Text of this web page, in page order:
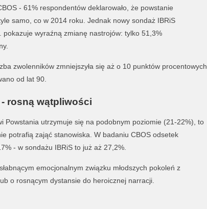
- 61% respondentów deklarowało, że powstanie
samo, co w 2014 roku. Jednak nowy sondaż IBRiS
wyraźną zmianę nastrojów: tylko 51,3%
zwolenników zmniejszyła się aż o 10 punktów procentowych.
od lat 90.
rosną wątpliwości
Powstania utrzymuje się na podobnym poziomie (21-22%), to
potrafią zająć stanowiska. W badaniu CBOS odsetek
- w sondażu IBRiS to już aż 27,2%.
emocjonalnym związku młodszych pokoleń z
o rosnącym dystansie do heroicznej narracji.